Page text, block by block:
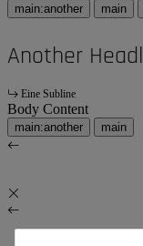
main:another main
Another
Eine Subline
Body Content
main:another main